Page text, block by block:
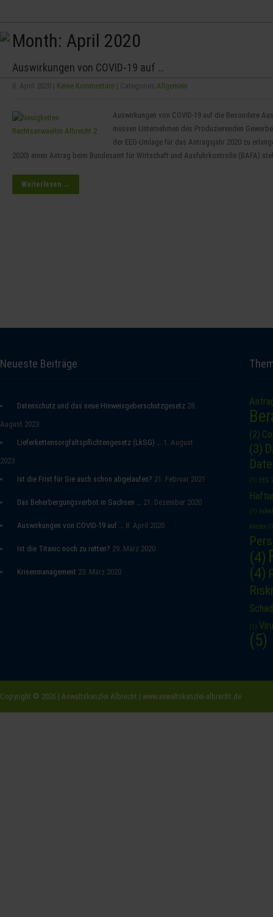
Month: April 2020
Auswirkungen von COVID-19 auf …
8. April 2020 | Keine Kommentare | Categories: Allgemein
Auswirkungen von COVID-19 auf die Besondere
müssen Unternehmen des Produzierenden
der EEG-Umlage für das Antragsjahr 2020 zu
2020) einen Antrag beim Bundesamt für Wirtschaft und Ausfuhrkontrolle (BAFA)
Weiterlesen →
Neueste Beiträge
Datenschutz und das neue Hinweisgeberschutzgesetz 28.
August 2023
Lieferkettensorgfaltspflichtengesetz (LkSG) … 1. August
2023
Ist die Frist für Sie auch schon abgelaufen? 21. Februar 2021
Das Beherbergungsverbot in Sachsen … 21. Dezember 2020
Auswirkungen von COVID-19 auf … 8. April 2020
Ist die Titanic noch zu retten? 29. März 2020
Krisenmanagement 23. März 2020
(2)
(3)
(1) EEG
(1)
Kosten
(4)
(4)
(1)
(5)
Copyright © 2026 | Anwaltskanzlei Albrecht | www.anwaltskanzlei-albrecht.de